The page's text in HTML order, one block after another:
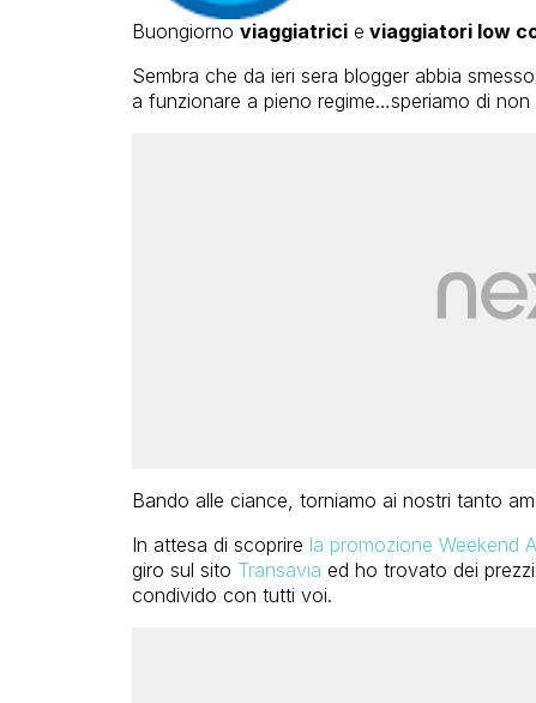
Buongiorno viaggiatricie viaggiatori low
Sembra che da ieri sera blogger abbia
a funzionare a pieno regime…speriamo di
Bando alle ciance, torniamo ai nostri tanto
In attesa di scoprire la promozione Weekend
giro sul sito Transavia ed ho trovato dei
condivido con tutti voi.